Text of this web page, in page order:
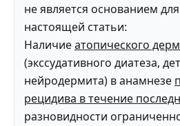
не является основанием
настоящей статьи:
Наличиеатопического
(экссудативного диатеза,
нейродермита) в анамнезе
рецидива в течение
разновидности